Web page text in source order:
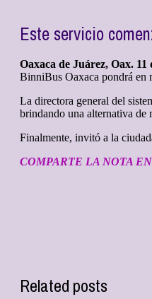
Este servicio
Oaxaca de Juárez, Oax. 11
BinniBus Oaxaca pondrá en
La directora general del
brindando una alternativa de
Finalmente, invitó a la
COMPARTE LA NOTA
Related posts